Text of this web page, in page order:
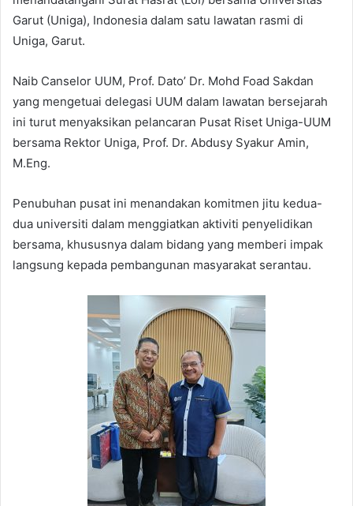
Garut (Uniga), Indonesia dalam satu lawatan rasmi di
Uniga, Garut.
Naib Canselor UUM, Prof. Dato’ Dr. Mohd Foad Sakdan
yang mengetuai delegasi UUM dalam lawatan bersejarah
ini turut menyaksikan pelancaran Pusat Riset Uniga-UUM
bersama Rektor Uniga, Prof. Dr. Abdusy Syakur Amin,
M.Eng.
Penubuhan pusat ini menandakan komitmen jitu kedua-
dua universiti dalam menggiatkan aktiviti penyelidikan
bersama, khususnya dalam bidang yang memberi impak
langsung kepada pembangunan masyarakat serantau.